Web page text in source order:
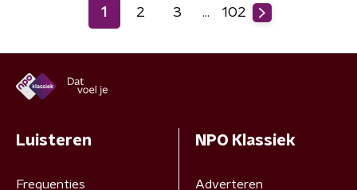
1 2 3 … 102
Luisteren
Frequenties
NPO Klassiek
Adverteren